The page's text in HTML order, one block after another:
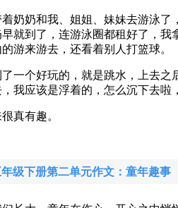
奶和我、姐姐、妹妹去游泳了
就到了，连游泳圈都租好了，
游来游去，还看着别人打篮球。
个好玩的，就是跳水，上去之
我应该是浮着的，怎么沉下去
真有趣。
年级下册第二单元作文：童年趣事